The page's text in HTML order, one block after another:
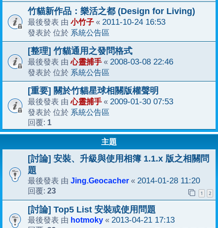
竹貓新作品：樂活之都 (Design for Living)
最後發表 由 小竹子 « 2011-10-24 16:53
發表於 位於 系統公告區
[整理] 竹貓通用之發問格式
最後發表 由心靈捕手 « 2008-03-08 22:46
發表於 位於 系統公告區
[重要] 關於竹貓星球相關版權聲明
最後發表 由心靈捕手 « 2009-01-30 07:53
發表於 位於 系統公告區
回覆: 1
主題
[討論] 安裝、升級與使用相簿 1.1.x 版之相關問
題
最後發表 由 Jing.Geocacher « 2014-01-28 11:20
回覆: 23 1 2
[討論] Top5 List 安裝或使用問題
最後發表 由 hotmoky « 2013-04-21 17:13